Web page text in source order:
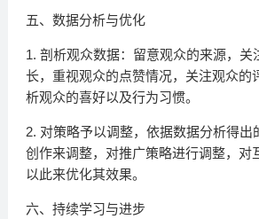
五、数据分析与优化
1. 剖析观众数据：留意观众的来源，关
长，重视观众的点赞情况，关注观众的
析观众的喜好以及行为习惯。
2. 对策略予以调整，依据数据分析得出
创作来调整，对推广策略进行调整，对
以此来优化其效果。
六、持续学习与进步